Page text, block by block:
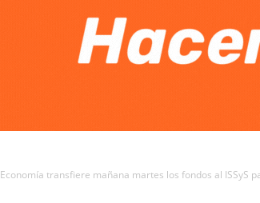
Economía transfiere mañana martes los fondos al ISSyS